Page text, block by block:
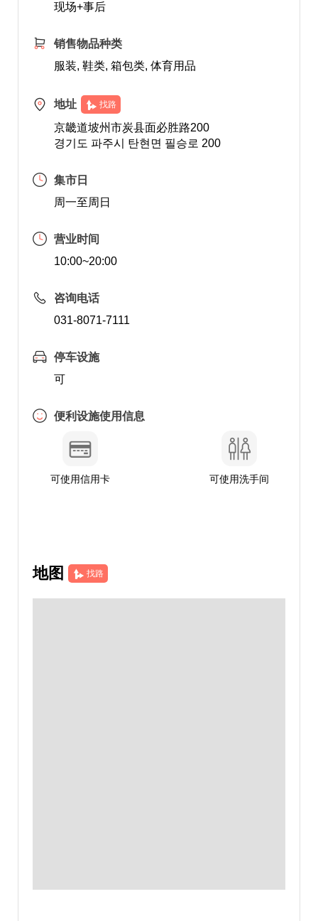
现场+事后
销售物品种类
服装, 鞋类, 箱包类, 体育用品
地址 找路
京畿道坡州市炭县面必胜路200
경기도 파주시 탄현면 필승로 200
集市日
周一至周日
营业时间
10:00~20:00
咨询电话
031-8071-7111
停车设施
可
便利设施使用信息
可使用信用卡 可使用洗手间
地图 找路